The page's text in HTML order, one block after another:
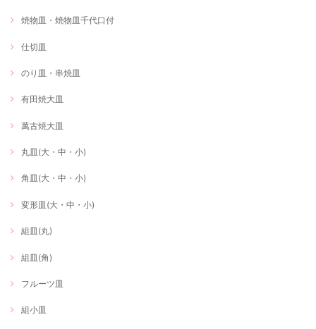
焼物皿・焼物皿千代口付
仕切皿
のり皿・串焼皿
有田焼大皿
萬古焼大皿
丸皿(大・中・小)
角皿(大・中・小)
変形皿(大・中・小)
組皿(丸)
組皿(角)
フルーツ皿
組小皿